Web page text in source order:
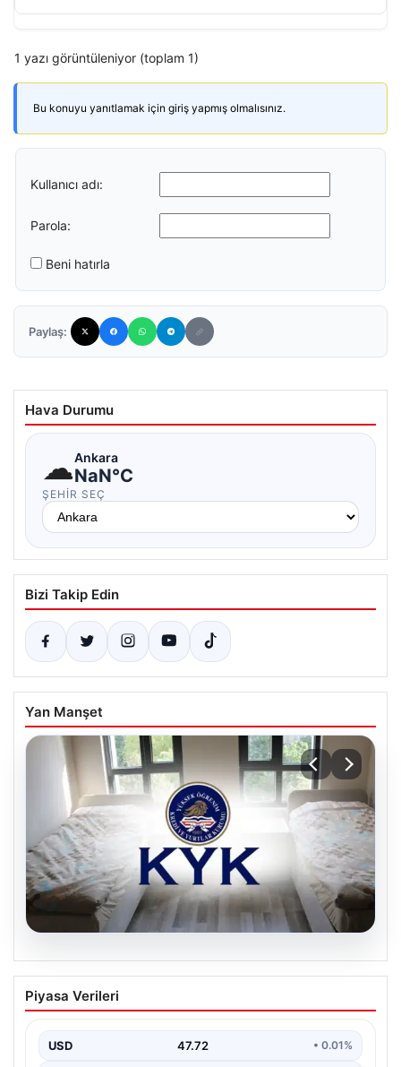
1 yazı görüntüleniyor (toplam 1)
Bu konuyu yanıtlamak için giriş yapmış olmalısınız.
Kullanıcı adı:
Parola:
Beni hatırla
Paylaş:
Hava Durumu
☁Ankara
NaN°C
ŞEHIR SEÇ
Bizi Takip Edin
Yan Manşet
KYK Yurt Başvuruları ve 2026 Yurt
Ücretleri Hakkında Bilmeniz Gerekenler
adaylar ve öğrenciler için yeni bir döneme giriş
yapılmış…
Piyasa Verileri
USD 47.72 • 0.01%